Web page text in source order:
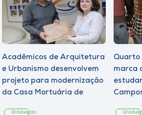
Acadêmicos de Arquitetura
e Urbanismo desenvolvem
projeto para modernização
da Casa Mortuária de
Graduação
marca